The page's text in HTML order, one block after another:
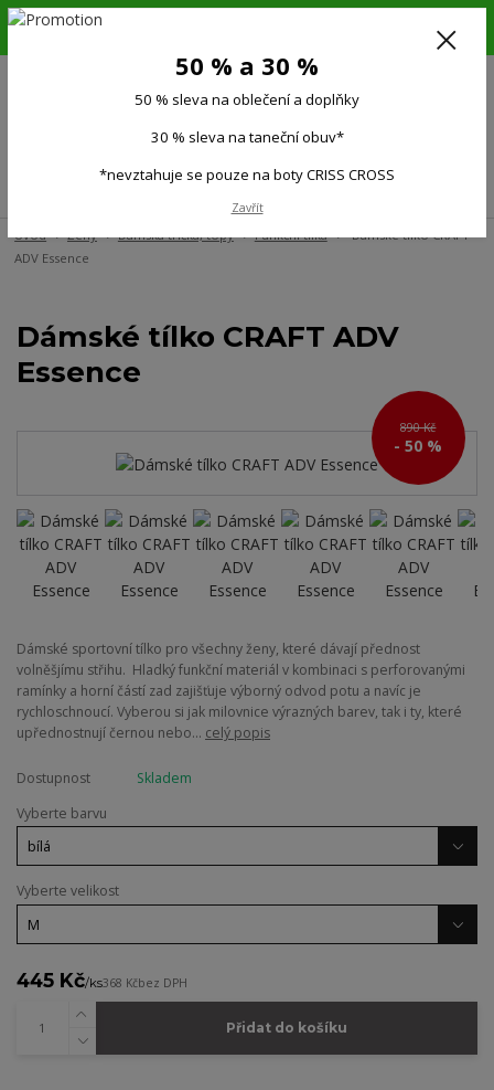
6.-16.8.26. DOVOLENÁ !!! 50 % SLEVA na všechno oblečení a doplňky !!!
(Po-Pá 9:00-15.00)
Úvod Ženy Dámská trička, topy Funkční tílka
Dámské tílko CRAFT
ADV Essence
Dámské tílko CRAFT ADV
Essence
890 Kč
- 50 %
Dámské sportovní tílko pro všechny ženy, které dávají přednost
volněšjímu střihu. Hladký funkční materiál v kombinaci s perforovanými
ramínky a horní částí zad zajišťuje výborný odvod potu a navíc je
rychloschnoucí. Vyberou si jak milovnice výrazných barev, tak i ty, které
upřednostnují černou nebo... celý popis
Dostupnost
Skladem
Vyberte barvu
Vyberte velikost
445 Kč/ks368 Kčbez DPH
Přidat do košíku
50 % a 30 %
50 % sleva na oblečení a doplňky
30 % sleva na taneční obuv*
*nevztahuje se pouze na boty CRISS CROSS
Zavřít